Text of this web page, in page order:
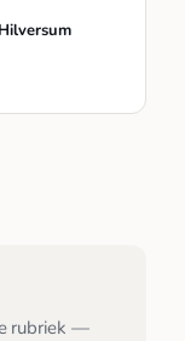
rubriek —